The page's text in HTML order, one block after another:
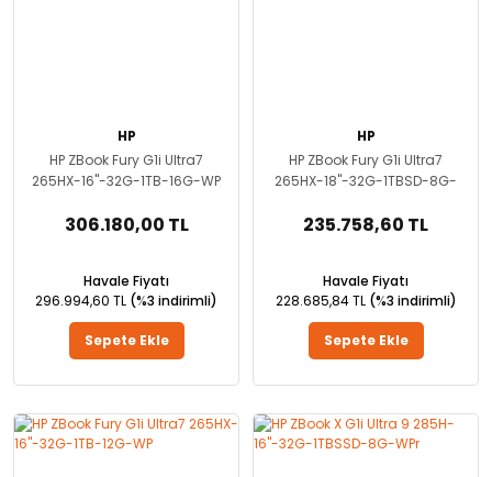
HP
HP ZBook Fury G1i Ultra7
265HX-16''-32G-1TB-16G-WP
306.180,00 TL
Havale Fiyatı
296.994,60 TL (%3 indirimli)
Sepete Ekle
HP
HP ZBook Fury G1i Ultra7
265HX-18''-32G-1TBSD-8G-
235.758,60 TL
Havale Fiyatı
228.685,84 TL (%3 indirimli)
Sepete Ekle